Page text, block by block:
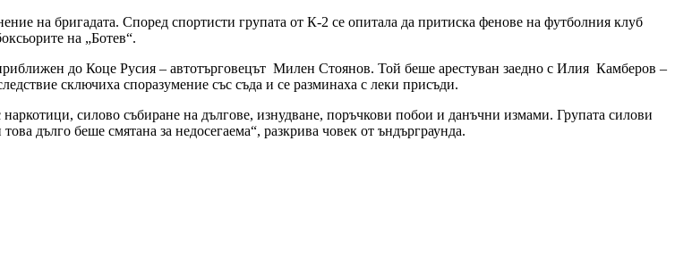
на бригадата. Според спортисти групата от К-2 се опитала да притиска фенове на футболния клуб
на „Ботев“.
до Коце Русия – автотърговецът Милен Стоянов. Той беше арестуван заедно с Илия Камберов –
сключиха споразумение със съда и се разминаха с леки присъди.
силово събиране на дългове, изнудване, поръчкови побои и данъчни измами. Групата силови
дълго беше смятана за недосегаема“, разкрива човек от ъндърграунда.